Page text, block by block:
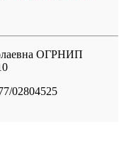
ОГРНИП
02804525